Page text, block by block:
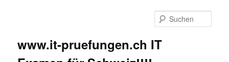
www.it-pruefungen.ch IT